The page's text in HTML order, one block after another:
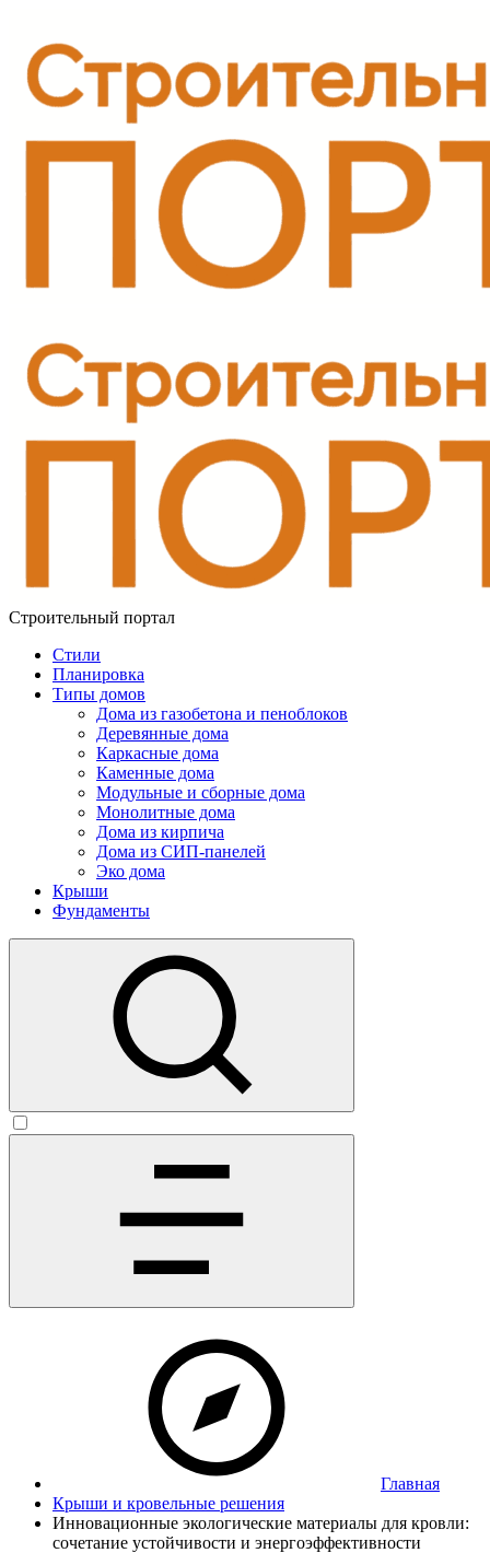
Строительный портал
Стили
Планировка
Типы домов
Дома из газобетона и пеноблоков
Деревянные дома
Каркасные дома
Каменные дома
Модульные и сборные дома
Монолитные дома
Дома из кирпича
Дома из СИП-панелей
Эко дома
Крыши
Фундаменты
Главная
Крыши и кровельные решения
Инновационные экологические материалы для кровли:
сочетание устойчивости и энергоэффективности